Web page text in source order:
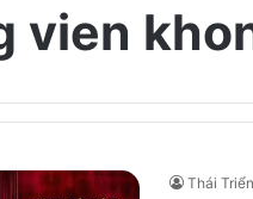
vien
Thái Triển